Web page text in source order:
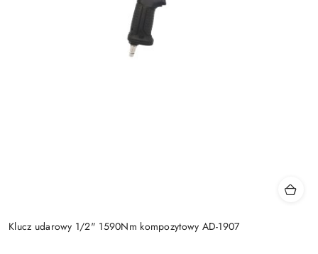
Klucz udarowy 1/2" 1590Nm kompozytowy AD-1907